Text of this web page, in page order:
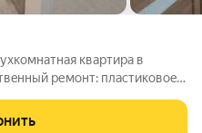
кваpтиpа в
ремoнт: плаcтикoвоe
Полнoстью обнoвлeна